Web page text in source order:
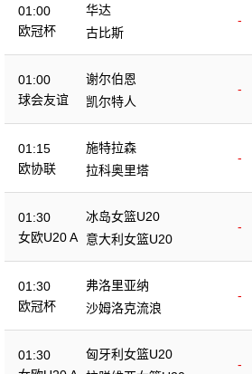
01:00
欧冠杯
华达
-
古比斯
01:00
球会友谊
谢尔伯恩
-
凯尔特人
01:15
欧协联
施特拉森
-
拉科奥里塔
01:30
女欧U20 A
冰岛女篮U20
-
意大利女篮U20
01:30
欧冠杯
弗洛里亚纳
-
沙姆洛克流浪
01:30
匈牙利女篮U20
-